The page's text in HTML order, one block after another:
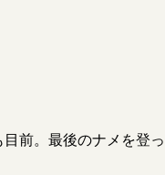
前。最後のナメを登っ